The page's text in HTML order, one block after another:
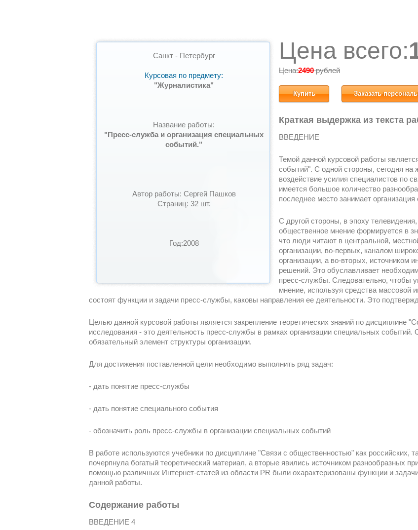
Санкт - Петербург
Курсовая по предмету:
"Журналистика"
Название работы:
"Пресс-служба и организация специальных
событий."
Автор работы: Сергей Пашков
Страниц: 32 шт.
Год:2008
Цена всего:
Цена:2490рублей
Купить Заказать
Краткая выдержка из текста
ВВЕДЕНИЕ
Темой данной курсовой работы
событий". С одной стороны, сегодня на
воздействие усилия специалистов по
имеется большое количество
последнее место занимает
С другой стороны, в эпоху
общественное мнение формируется в
что люди читают в центральной,
организации, во-первых, каналом
организации, а во-вторых, источником
решений. Это обуславливает
пресс-службы. Следовательно, чтобы
мнение, используя средства массовой
состоят функции и задачи пресс-службы, каковы направления ее деятельности. Это
Целью данной курсовой работы является закрепление теоретических знаний по дисциплине
исследования - это деятельность пресс-службы в рамках организации специальных
обязательный элемент структуры организации.
Для достижения поставленной цели необходимо выполнить ряд задач:
- дать понятие пресс-службы
- дать понятие специального события
- обозначить роль пресс-службы в организации специальных событий
В работе используются учебники по дисциплине "Связи с общественностью" как российских,
почерпнула богатый теоретический материал, а вторые явились источником разнообразных
помощью различных Интернет-статей из области PR были охарактеризованы функции и
данной работы.
Содержание работы
ВВЕДЕНИЕ 4